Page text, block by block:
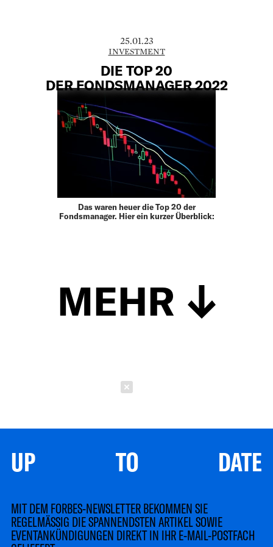
25.01.23
INVESTMENT
DIE TOP 20
DER FONDSMANAGER 2022
Das waren heuer die Top 20 der
Fondsmanager. Hier ein kurzer Überblick:
MEHR
UP TO DATE
MIT DEM FORBES-NEWSLETTER BEKOMMEN SIE
REGELMÄSSIG DIE SPANNENDSTEN ARTIKEL SOWIE
EVENTANKÜNDIGUNGEN DIREKT IN IHR E-MAIL-POSTFACH